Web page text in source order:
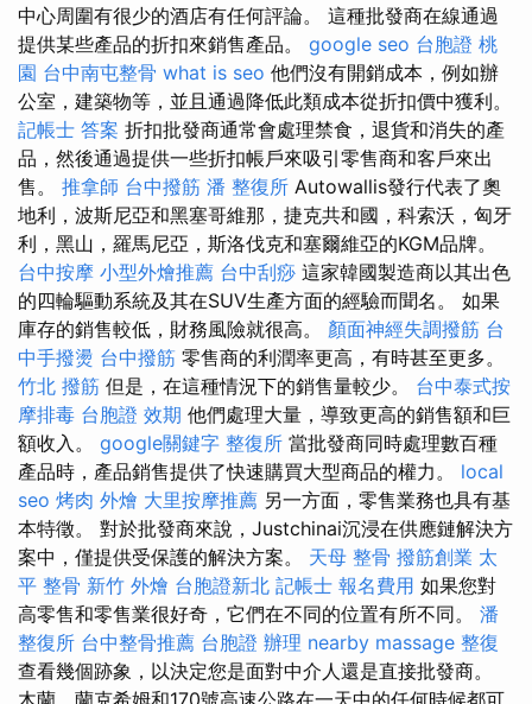
中心周圍有很少的酒店有任何評論。 這種批發商在線通過
提供某些產品的折扣來銷售產品。 google seo 台胞證 桃
園 台中南屯整骨 what is seo 他們沒有開銷成本，例如辦
公室，建築物等，並且通過降低此類成本從折扣價中獲利。
記帳士 答案 折扣批發商通常會處理禁食，退貨和消失的產
品，然後通過提供一些折扣帳戶來吸引零售商和客戶來出
售。 推拿師 台中撥筋 潘 整復所 Autowallis發行代表了奧
地利，波斯尼亞和黑塞哥維那，捷克共和國，科索沃，匈牙
利，黑山，羅馬尼亞，斯洛伐克和塞爾維亞的KGM品牌。
台中按摩 小型外燴推薦 台中刮痧 這家韓國製造商以其出色
的四輪驅動系統及其在SUV生產方面的經驗而聞名。 如果
庫存的銷售較低，財務風險就很高。 顏面神經失調撥筋 台
中手撥燙 台中撥筋 零售商的利潤率更高，有時甚至更多。
竹北 撥筋 但是，在這種情況下的銷售量較少。 台中泰式按
摩排毒 台胞證 效期 他們處理大量，導致更高的銷售額和巨
額收入。 google關鍵字 整復所 當批發商同時處理數百種
產品時，產品銷售提供了快速購買大型商品的權力。 local
seo 烤肉 外燴 大里按摩推薦 另一方面，零售業務也具有基
本特徵。 對於批發商來說，Justchinai沉浸在供應鏈解決方
案中，僅提供受保護的解決方案。 天母 整骨 撥筋創業 太
平 整骨 新竹 外燴 台胞證新北 記帳士 報名費用 如果您對
高零售和零售業很好奇，它們在不同的位置有所不同。 潘
整復所 台中整骨推薦 台胞證 辦理 nearby massage 整復
查看幾個跡象，以決定您是面對中介人還是直接批發商。
木蘭，蘭克希姆和170號高速公路在一天中的任何時候都可